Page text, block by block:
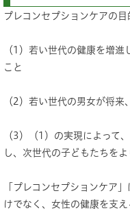
プレコンセプションケアの目
（1）若い世代の健康を増進
こと
（2）若い世代の男女が将来
（3）（1）の実現によって
し、次世代の子どもたちを
「プレコンセプションケア
けでなく、女性の健康を支